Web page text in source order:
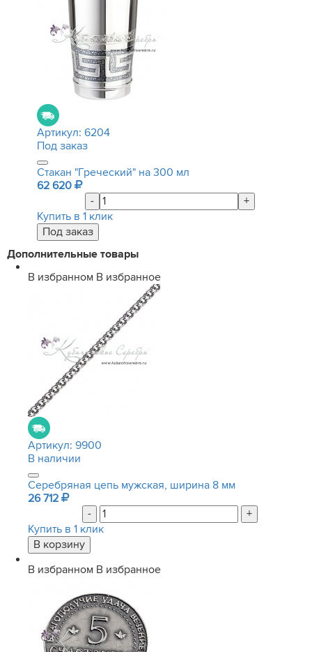
Артикул: 6204
Под заказ
Стакан "Греческий" на 300 мл
62 620
-
+
Купить в 1 клик
Дополнительные товары
В избранном В избранное
Артикул: 9900
В наличии
Серебряная цепь мужская, ширина 8 мм
26 712
-
+
Купить в 1 клик
В избранном В избранное